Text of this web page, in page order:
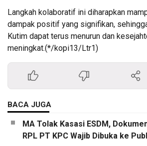
Langkah kolaboratif ini diharapkan
dampak positif yang signifikan,
Kutim dapat terus menurun dan
meningkat.(*/kopi13/Ltr1)
BACA JUGA
MA Tolak Kasasi ESDM,
RPL PT KPC Wajib Dibuka ke